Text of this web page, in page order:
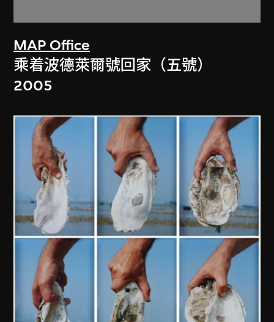
MAP Office
乘着波德萊爾號回家（五號）
2005